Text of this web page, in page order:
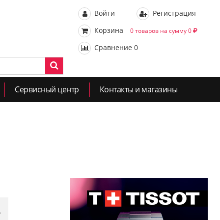
Войти
Регистрация
Корзина
0 товаров на сумму 0
Сравнение 0
Сервисный центр Контакты и магазины